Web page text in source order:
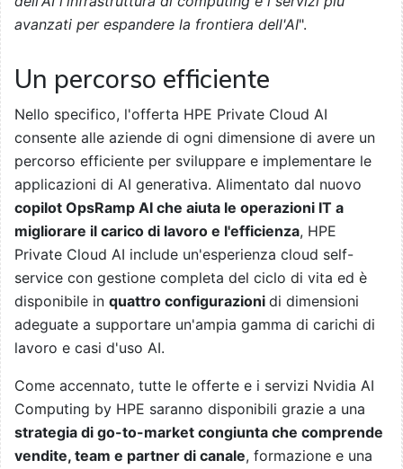
avanzati per espandere la frontiera dell'AI".
Un percorso efficiente
Nello specifico, l'offerta HPE Private Cloud AI
consente alle aziende di ogni dimensione di avere un
percorso efficiente per sviluppare e implementare le
applicazioni di AI generativa. Alimentato dal nuovo
copilot OpsRamp AI che aiuta le operazioni IT a
migliorare il carico di lavoro e l'efficienza, HPE
Private Cloud AI include un'esperienza cloud self-
service con gestione completa del ciclo di vita ed è
disponibile in quattro configurazioni di dimensioni
adeguate a supportare un'ampia gamma di carichi di
lavoro e casi d'uso AI.
Come accennato, tutte le offerte e i servizi Nvidia AI
Computing by HPE saranno disponibili grazie a una
strategia di go-to-market congiunta che comprende
vendite, team e partner di canale, formazione e una